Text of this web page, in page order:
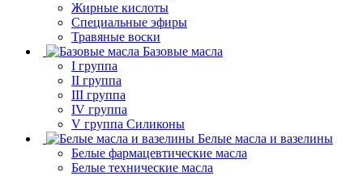
Жирные кислоты
Специальные эфиры
Травяные воски
Базовые масла
I группа
II группа
III группа
IV группа
V группа Силиконы
Белые масла и вазелины
Белые фармацевтические масла
Белые технические масла